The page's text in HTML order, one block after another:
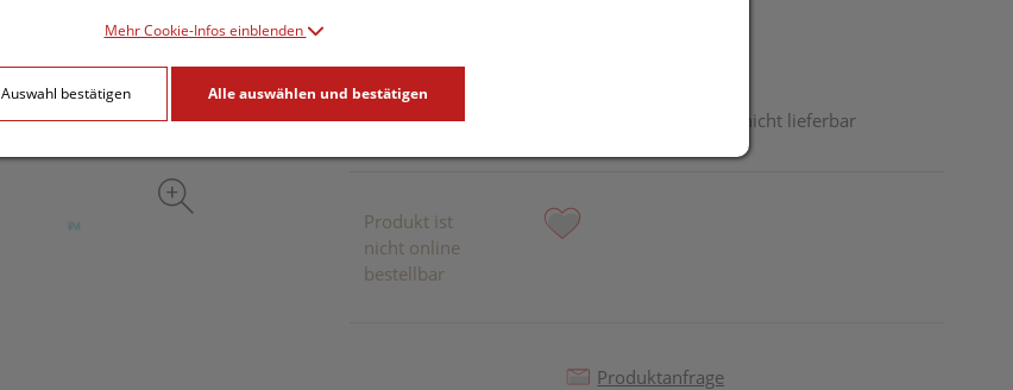
Dieses Produkt ist derzeit vom Hersteller nicht lieferbar
Produkt ist
nicht online
bestellbar
Produktanfrage
Mehr Cookie-Infos einblenden
Auswahl bestätigen Alle auswählen und bestätigen